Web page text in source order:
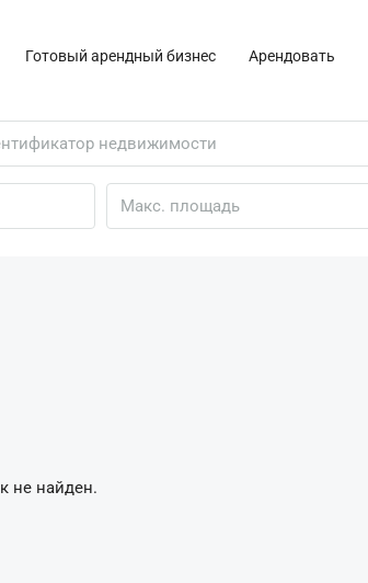
Готовый арендный бизнес Арендовать
не найден.